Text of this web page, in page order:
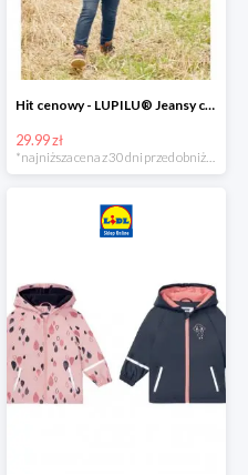
Hit cenowy - LUPILU® Jeansy chłopięce slim fit
29.99 zł